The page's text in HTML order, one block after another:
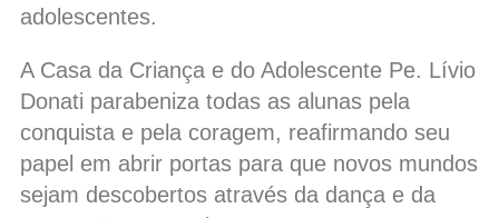
adolescentes.
A Casa da Criança e do Adolescente Pe. Lívio
Donati parabeniza todas as alunas pela
conquista e pela coragem, reafirmando seu
papel em abrir portas para que novos mundos
sejam descobertos através da dança e da